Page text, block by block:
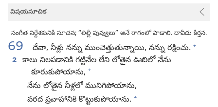
విషయసూచిక
సంగీత నిర్దేశకునికి సూచన; “లిల్లీ పువ్వులు” అనే రాగంలో పాడాలి. దావీదు కీర్తన.
69 దేవా, నీళ్లు నన్ను ముంచెత్తుతున్నాయి, నన్ను రక్షించు. +
2 కాలు నిలపడానికి గట్టినేల లేని లోతైన ఊబిలో నేను
కూరుకుపోయాను, +
నేను లోతైన నీళ్లలో మునిగిపోయాను,
వరద ప్రవాహానికి కొట్టుకుపోయాను. +